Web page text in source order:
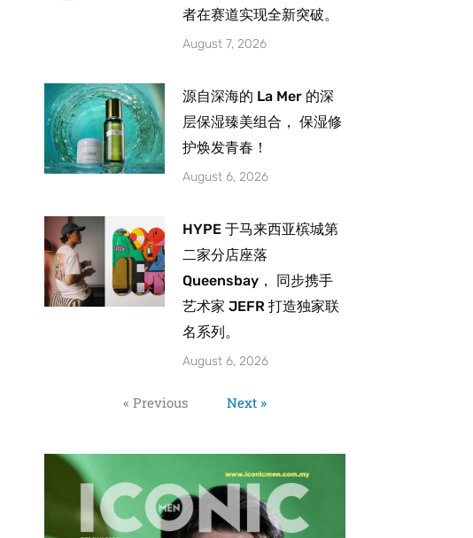
者在赛道实现全新突破。
August 7, 2026
源自深海的 La Mer 的深
层保湿臻美组合， 保湿修
护焕发青春！
August 6, 2026
HYPE 于马来西亚槟城第
二家分店座落
Queensbay， 同步携手
艺术家 JEFR 打造独家联
名系列。
August 6, 2026
« Previous Next »